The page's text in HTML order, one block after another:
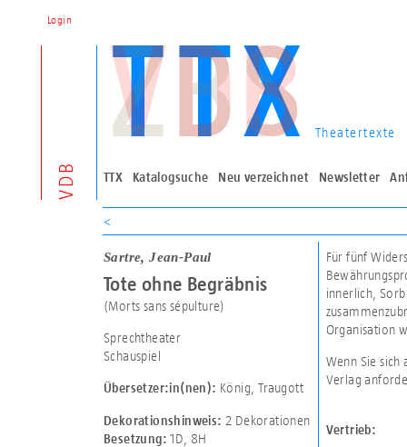
VDB
Theatertexte
TTX Katalogsuche Neu verzeichnet Newsletter
Login
<
Sartre, Jean-Paul
Tote ohne Begräbnis
(Morts sans sépulture)
Sprechtheater
Schauspiel
Übersetzer:in(nen): König, Traugott
Dekorationshinweis: 2 Dekorationen
Besetzung: 1D 8H
Für fünf
innerlich,
Organisation
Wenn Sie sich
Verlag
Vertrieb: